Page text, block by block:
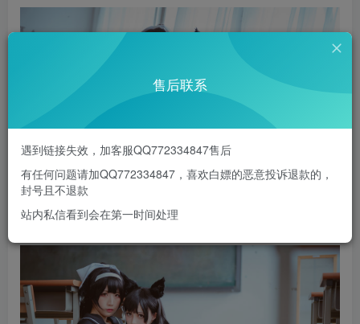
售后联系
遇到链接失效，加客服QQ772334847售后
有任何问题请加QQ772334847，喜欢白嫖的恶意投诉退款的，
封号且不退款
站内私信看到会在第一时间处理